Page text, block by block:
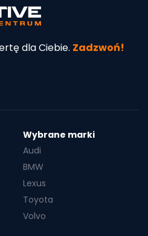
dla Ciebie. Zadzwoń!
Wybrane marki
Audi
BMW
Lexus
Toyota
Volvo